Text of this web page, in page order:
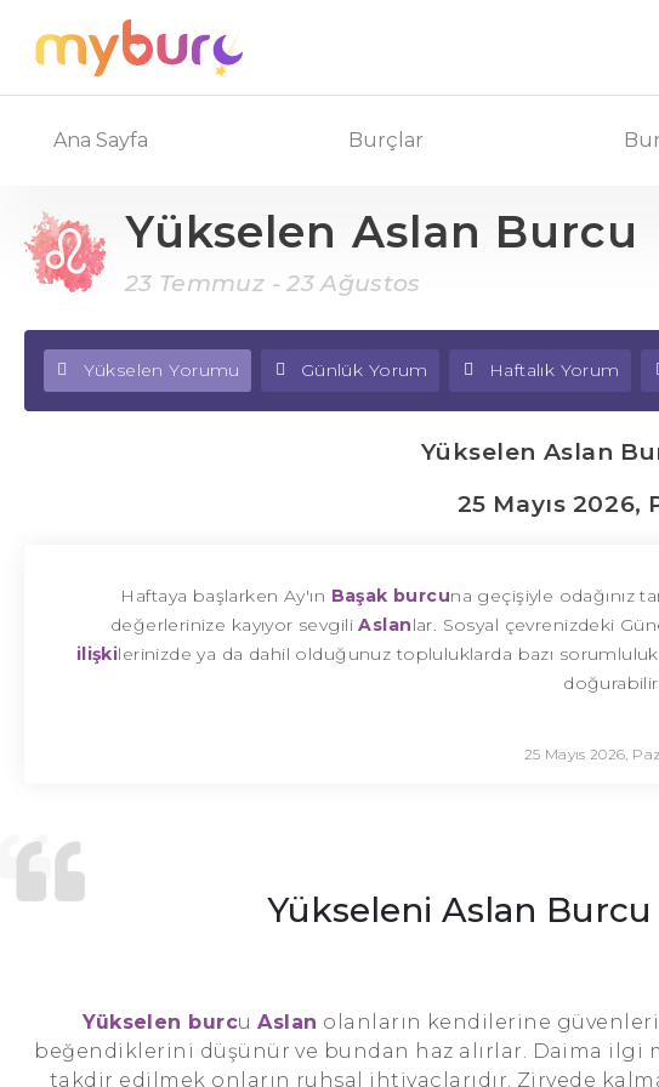
Ana Sayfa Burçlar
Yükselen Aslan Burcu
23 Temmuz - 23 Ağustos
Yükselen Yorumu Günlük Yorum Haftalık Yorum
Yükselen Aslan
25 Mayıs 2026,
Haftaya başlarken Ay'ın Başak burcuna geçişiyle odağınız
değerlerinize kayıyor sevgiliAslanlar. Sosyal çevrenizdeki
ilişkilerinizde ya da dahil olduğunuz topluluklarda bazı
doğurabilir.
25 Mayıs 2026,
Yükseleni Aslan
Yükselen burcuAslan olanların kendilerine güvenleri
beğendiklerini düşünür ve bundan haz alırlar. Daima
takdir edilmek onların ruhsal ihtiyaçlarıdır. Zirvede